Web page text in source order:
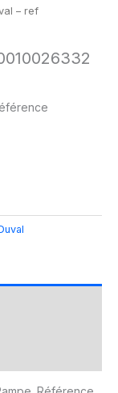
– ref